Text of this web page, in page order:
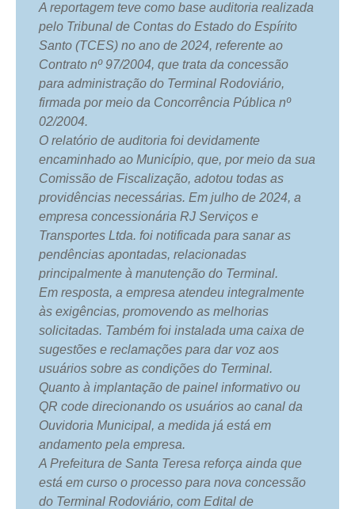
A reportagem teve como base auditoria realizada
pelo Tribunal de Contas do Estado do Espírito
Santo (TCES) no ano de 2024, referente ao
Contrato nº 97/2004, que trata da concessão
para administração do Terminal Rodoviário,
firmada por meio da Concorrência Pública nº
02/2004.
O relatório de auditoria foi devidamente
encaminhado ao Município, que, por meio da sua
Comissão de Fiscalização, adotou todas as
providências necessárias. Em julho de 2024, a
empresa concessionária RJ Serviços e
Transportes Ltda. foi notificada para sanar as
pendências apontadas, relacionadas
principalmente à manutenção do Terminal.
Em resposta, a empresa atendeu integralmente
às exigências, promovendo as melhorias
solicitadas. Também foi instalada uma caixa de
sugestões e reclamações para dar voz aos
usuários sobre as condições do Terminal.
Quanto à implantação de painel informativo ou
QR code direcionando os usuários ao canal da
Ouvidoria Municipal, a medida já está em
andamento pela empresa.
A Prefeitura de Santa Teresa reforça ainda que
está em curso o processo para nova concessão
do Terminal Rodoviário, com Edital de